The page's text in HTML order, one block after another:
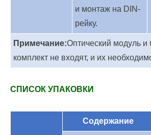
и монтаж на DIN-
рейку.
Примечание:Оптический модуль и
комплект не входят, и их
СПИСОК УПАКОВКИ
Содержание